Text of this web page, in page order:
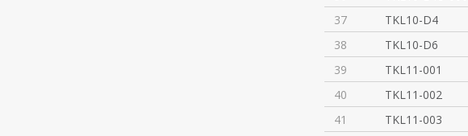
37 TKL10-D4
38 TKL10-D6
39 TKL11-001
40 TKL11-002
41 TKL11-003